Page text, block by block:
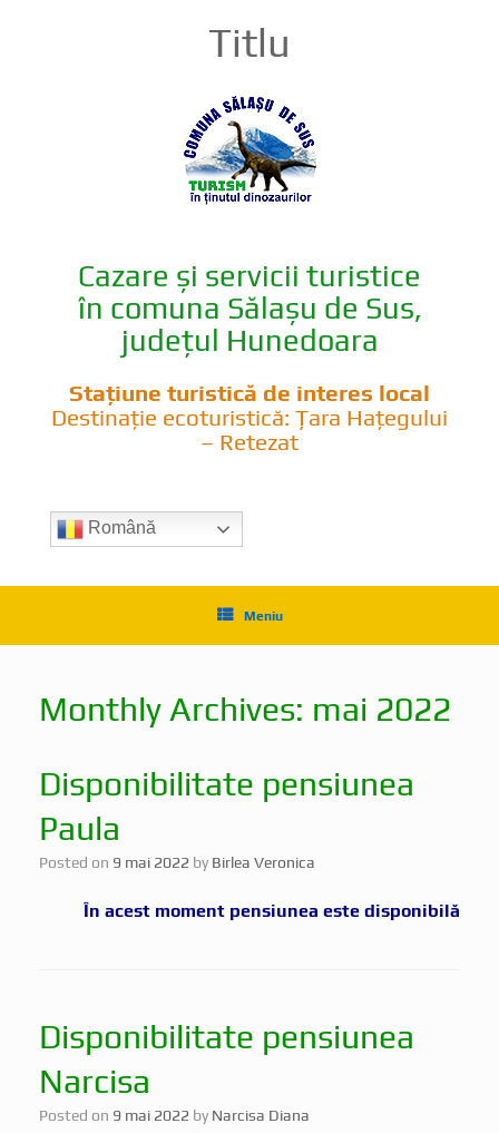
Titlu
Cazare și servicii turistice
în comuna Sălașu de Sus,
județul Hunedoara
Stațiune turistică de interes local
Destinație ecoturistică: Țara Hațegului
– Retezat
Română
Meniu
Monthly Archives: mai 2022
Disponibilitate pensiunea
Paula
Posted on 9 mai 2022 by Birlea Veronica
În acest moment pensiunea este disponibilă
Disponibilitate pensiunea
Narcisa
Posted on 9 mai 2022 by Narcisa Diana